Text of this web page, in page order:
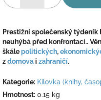
Prestižní společenský
neuhýbá před konfrontací..
škálepolitických,
zdomovai zahraničí.
Kategorie: Kilovka (knihy,
Hmotnost: 0.15 kg